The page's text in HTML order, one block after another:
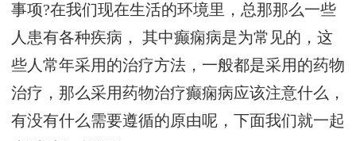
事项?在我们现在生活的环境里，总那那么一些
人患有各种疾病， 其中癫痫病是为常见的，这
些人常年采用的治疗方法，一般都是采用的药物
治疗，那么采用药物治疗癫痫病应该注意什么，
有没有什么需要遵循的原由呢，下面我们就一起